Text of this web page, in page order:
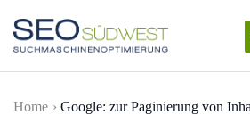
Skip to main content
Home
Google: zur Paginierung von